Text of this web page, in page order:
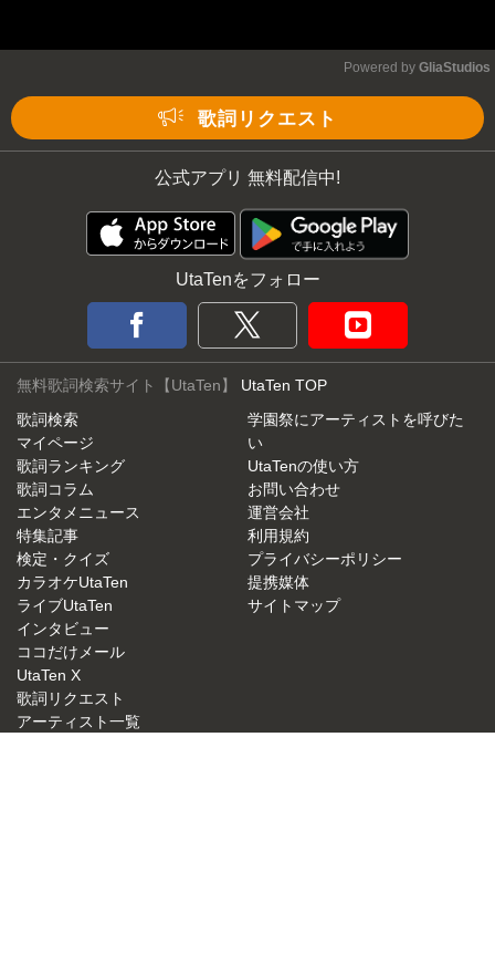
Powered by GliaStudios
歌詞リクエスト
公式アプリ 無料配信中!
UtaTenをフォロー
無料歌詞検索サイト【UtaTen】 UtaTen TOP
歌詞検索
マイページ
歌詞ランキング
歌詞コラム
エンタメニュース
特集記事
検定・クイズ
カラオケUtaTen
ライブUtaTen
インタビュー
ココだけメール
UtaTen X
歌詞リクエスト
アーティスト一覧
学園祭にアーティストを呼びた
い
UtaTenの使い方
お問い合わせ
運営会社
利用規約
プライバシーポリシー
提携媒体
サイトマップ